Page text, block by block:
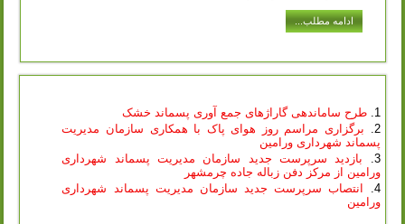
ادامه مطلب...
طرح ساماندهی گاراژهای جمع آوری پسماند خشک
برگزاری مراسم روز هوای پاک با همکاری سازمان مدیریت
پسماند شهرداری ورامین
بازدید سرپرست جدید سازمان مدیریت پسماند شهرداری
ورامین از مرکز دفن زباله جاده چرمشهر
انتصاب سرپرست جدید سازمان مدیریت پسماند شهرداری
ورامین